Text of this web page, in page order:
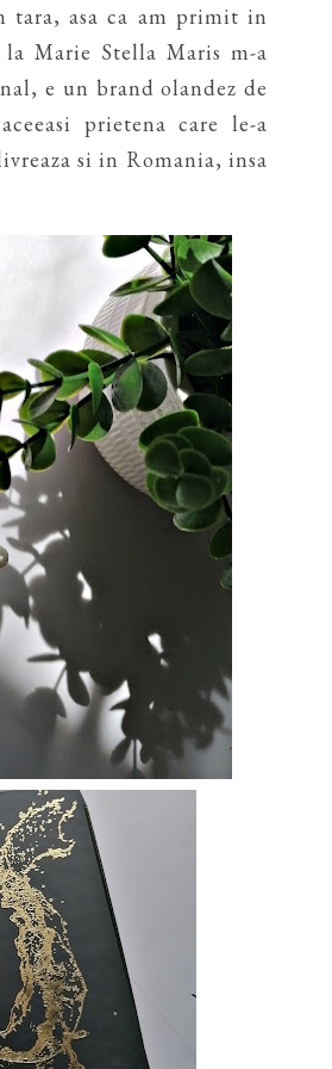
tara, asa ca am primit in
Marie Stella Maris m-a
e un brand olandez de
prietena care le-a
si in Romania, insa